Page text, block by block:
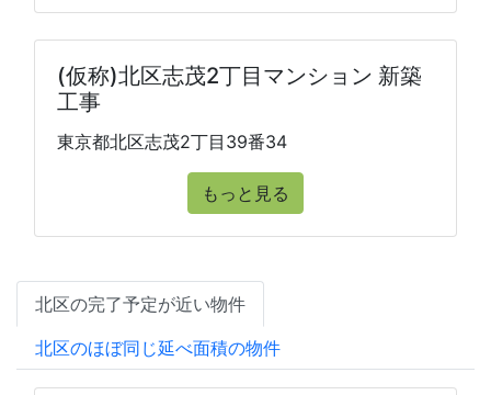
(仮称)北区志茂2丁目マンション 新築
工事
東京都北区志茂2丁目39番34
もっと見る
北区の完了予定が近い物件
北区のほぼ同じ延べ面積の物件